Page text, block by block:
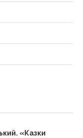
«Казки